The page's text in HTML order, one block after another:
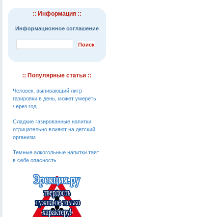
:: Информация ::
Информационное соглашение
:: Популярные статьи ::
Человек, выпивающий литр
газировки в день, может умереть
через год
Сладкие газированные напитки
отрицательно влияют на детский
организм
Темные алкогольные напитки таят
в себе опасность